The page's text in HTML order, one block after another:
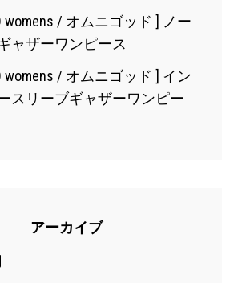
womens / オムニゴッド ] ノー
ャザーワンピース
womens / オムニゴッド ] イン
スリーブギャザーワンピー
アーカイブ